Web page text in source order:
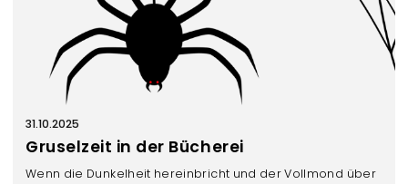
31.10.2025
Gruselzeit in der Bücherei
Wenn die Dunkelheit hereinbricht und der Vollmond über